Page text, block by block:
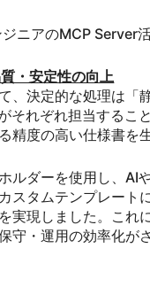
ニアのMCP Server
・安定性の向上
、決定的な処理は「
それぞれ担当するこ
精度の高い仕様書を
ルダーを使用し、AI
スタムテンプレート
実現しました。これ
守・運用の効率化が